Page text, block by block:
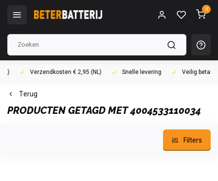
0
Verzendkosten € 2,95 (NL) Snelle levering Veilig betalen
Terug
PRODUCTEN GETAGD MET 4004533110034
Filters